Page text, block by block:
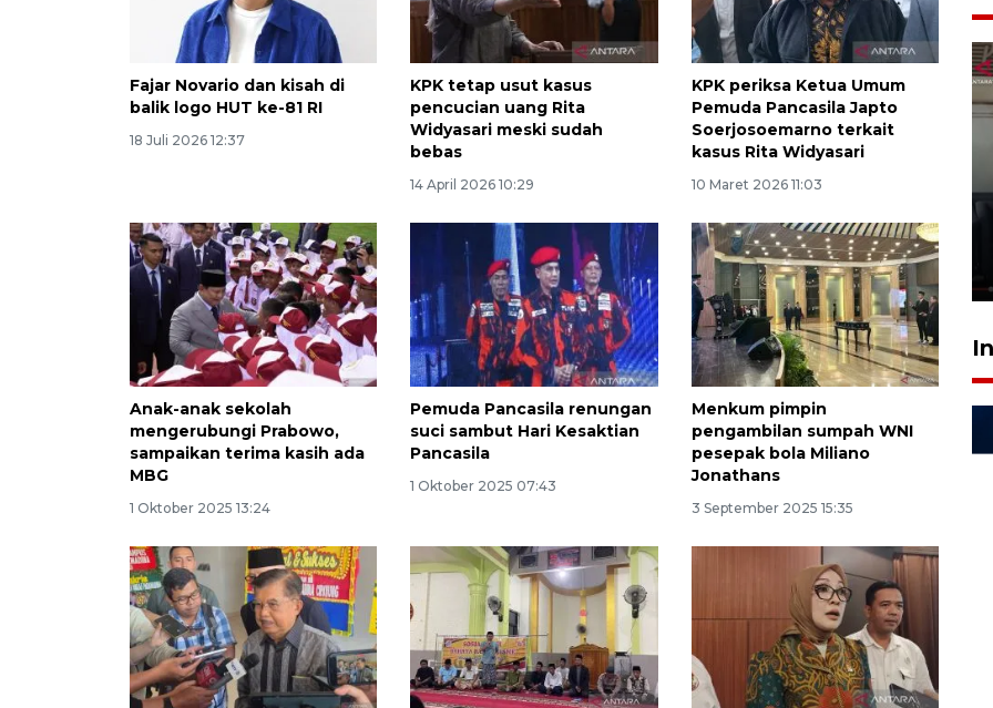
Fajar Novario dan kisah di
balik logo HUT ke-81 RI
18 Juli 2026 12:37
KPK tetap usut kasus
pencucian uang Rita
Widyasari meski sudah
bebas
14 April 2026 10:29
KPK periksa Ketua Umum
Pemuda Pancasila Japto
Soerjosoemarno terkait
kasus Rita Widyasari
10 Maret 2026 11:03
Anak-anak sekolah
mengerubungi Prabowo,
sampaikan terima kasih ada
MBG
1 Oktober 2025 13:24
Pemuda Pancasila renungan
suci sambut Hari Kesaktian
Pancasila
1 Oktober 2025 07:43
Menkum pimpin
pengambilan sumpah WNI
pesepak bola Miliano
Jonathans
3 September 2025 15:35
Ledakan rumah di Grand
Polonia Medan diduga akibat
kebocoran gas - VIDEO
21 Juli 2026 15:45